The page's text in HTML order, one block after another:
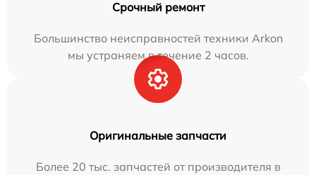
Срочный ремонт
Большинство неисправностей техники Arkon
мы устраняем в течение 2 часов.
Оригинальные запчасти
Более 20 тыс. запчастей от производителя в